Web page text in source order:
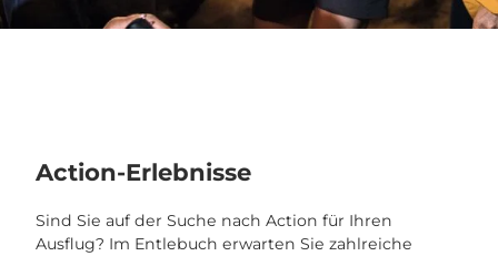
Action-Erlebnisse
Sind Sie auf der Suche nach Action für Ihren
Ausflug? Im Entlebuch erwarten Sie zahlreiche